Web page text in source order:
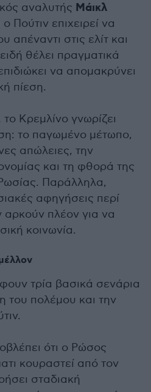
αναλυτής Μάικλ
Πούτιν επιχειρεί να
απέναντι στις ελίτ και
θέλει πραγματικά
να απομακρύνει
πίεση.
Κρεμλίνο γνωρίζει
το παγωμένο μέτωπο,
απώλειες, την
και τη φθορά της
Παράλληλα,
αφηγήσεις περί
πλέον για να
κοινωνία.
τρία βασικά σενάρια
του πολέμου και την
ότι ο Ρώσος
κουραστεί από τον
σταδιακή